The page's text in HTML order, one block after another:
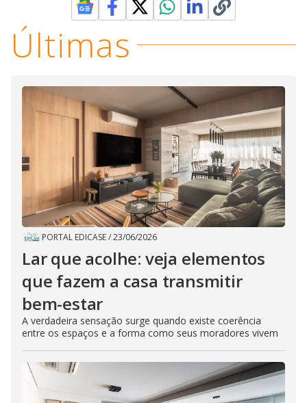
Últimas
PORTAL EDICASE/23/06/2026
Lar que acolhe: veja elementos
que fazem a casa transmitir
bem-estar
A verdadeira sensação surge quando existe coerência
entre os espaços e a forma como seus moradores vivem